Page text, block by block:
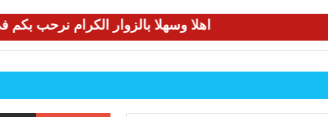
اهلا وسهلا بالزوار الكرام نرحب بكم في